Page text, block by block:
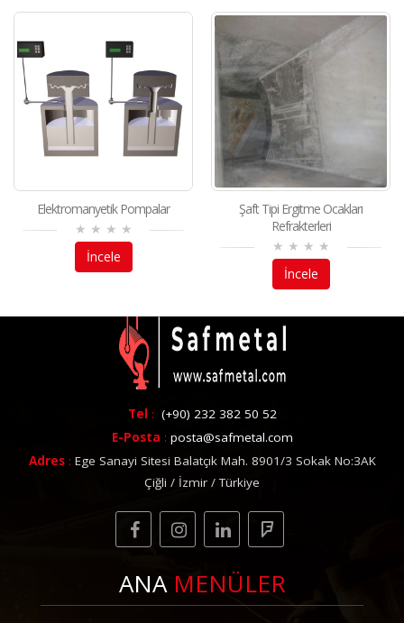
Elektromanyetik Pompalar
İncele
Şaft Tipi Ergitme Ocakları
Refrakterleri
İncele
Tel : (+90) 232 382 50 52
E-Posta : posta@safmetal.com
Adres: Ege Sanayi Sitesi Balatçık Mah. 8901/3 Sokak No:3AK
Çiğli / İzmir / Türkiye
ANA MENÜLER